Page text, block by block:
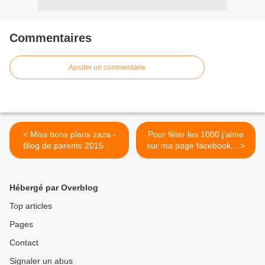
Commentaires
Ajouter un commentaire
< Miss bons plans zaza -
Blog de parents 2015 -...
Pour fêter les 1000 j'aime
sur ma page facebook... >
Hébergé par Overblog
Top articles
Pages
Contact
Signaler un abus